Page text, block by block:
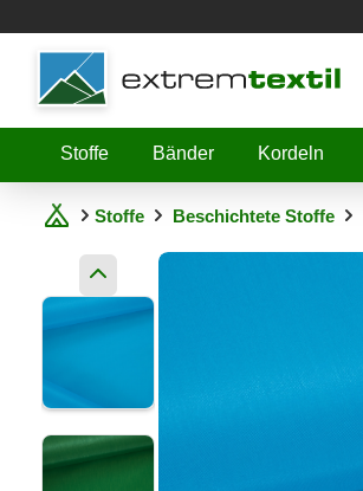
Shopware
Stoffe
Bänder Kordeln
Stoffe Beschichtete Stoffe